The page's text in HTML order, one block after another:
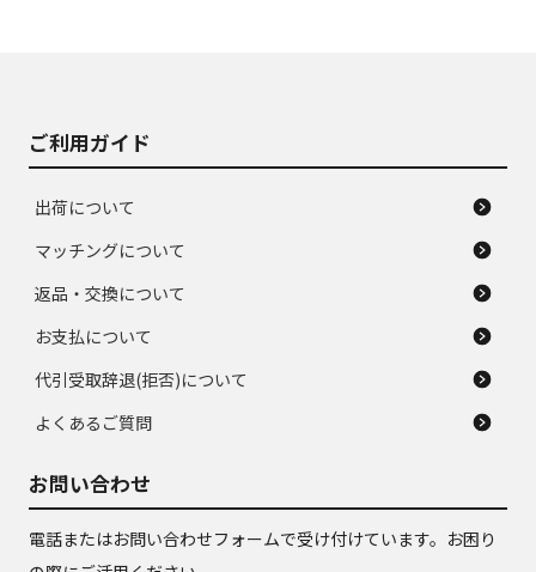
ご利用ガイド
出荷について
マッチングについて
返品・交換について
お支払について
代引受取辞退(拒否)について
よくあるご質問
お問い合わせ
電話またはお問い合わせフォームで受け付けています。お困り